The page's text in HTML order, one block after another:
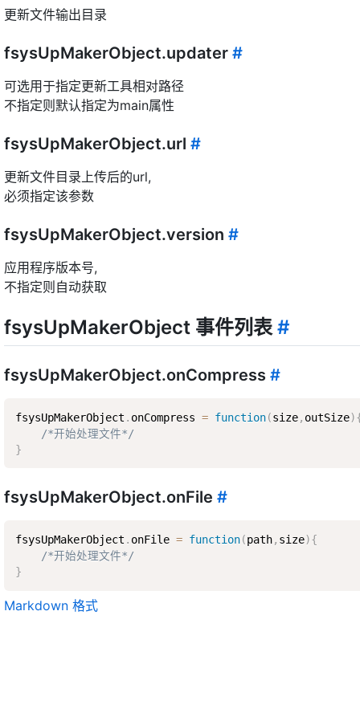
更新文件输出目录
fsysUpMakerObject.updater #
可选用于指定更新工具相对路径
不指定则默认指定为main属性
fsysUpMakerObject.url #
更新文件目录上传后的url,
必须指定该参数
fsysUpMakerObject.version #
应用程序版本号,
不指定则自动获取
fsysUpMakerObject 事件列表#
fsysUpMakerObject.onCompress #
fsysUpMakerObject . onCompress = function(size, outSize)
/*开始处理文件*/
}
fsysUpMakerObject.onFile #
fsysUpMakerObject . onFile = function(path, size){
/*开始处理文件*/
}
Markdown 格式